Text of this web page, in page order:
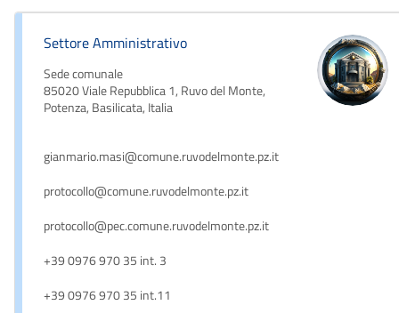
Settore Amministrativo
Sede comunale
85020 Viale Repubblica 1, Ruvo del Monte,
Potenza, Basilicata, Italia
gianmario.masi@comune.ruvodelmonte.pz.it
protocollo@comune.ruvodelmonte.pz.it
protocollo@pec.comune.ruvodelmonte.pz.it
+39 0976 970 35 int. 3
+39 0976 970 35 int.11